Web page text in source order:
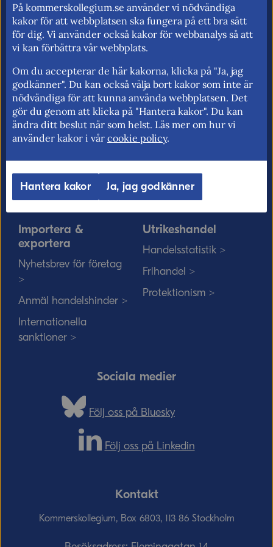
handelspolitik. Vi verkar för frihandel och
för fri rörlighet på EU:s inre marknad.
Kommerskollegium
Jobba hos oss >
Sök medarbetare >
teckenspråk >
EU-rätten
Utan personnummer i
Sverige >
Solvit löser problem i EU
>
Myndigheter, kommuner
och EU-rätten >
Importera &
exportera
Nyhetsbrev för företag
>
Anmäl handelshinder >
Internationella
sanktioner >
Utrikeshandel
Handelsstatistik >
Frihandel >
Protektionism >
Sociala medier
Följ oss på Bluesky
Följ oss på Linkedin
Kontakt
Kommerskollegium, Box 6803, 113 86 Stockholm
På kommerskollegium.se använder vi nödvändiga
kakor för att webbplatsen ska fungera på ett bra sätt
för dig. Vi använder också kakor för webbanalys så att
vi kan förbättra vår webbplats.
Om du accepterar de här kakorna, klicka på "Ja, jag
godkänner". Du kan också välja bort kakor som inte är
nödvändiga för att kunna använda webbplatsen. Det
gör du genom att klicka på "Hantera kakor". Du kan
ändra ditt beslut när som helst. Läs mer om hur vi
använder kakor i vår cookie policy.
Hantera kakor Ja, jag godkänner